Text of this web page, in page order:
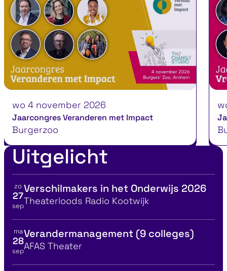
Veranderen met Impact
4 november 2026 wo
Uitgelicht
Bekijk details voor
zo
27
sep
Verschilmakers in het Onderwijs 2026
Locatie
Theaterloods Radio Kootwijk
Bekijk details voor
ma
28
sep
Verandermanagement (9 colleges)
Locatie
AFAS Theater